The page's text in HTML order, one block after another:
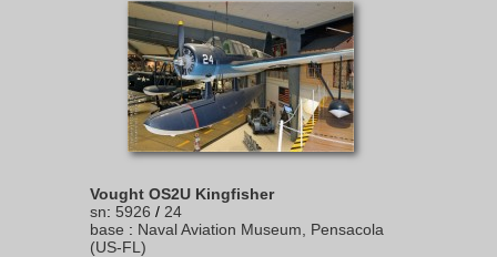
Vought OS2U Kingfisher
sn: 5926 / 24
base : Naval Aviation Museum, Pensacola
(US-FL)